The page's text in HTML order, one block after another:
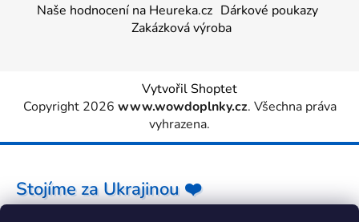
Naše hodnocení na Heureka.cz Dárkové poukazy
Zakázková výroba
Vytvořil Shoptet
Copyright 2026 www.wowdoplnky.cz. Všechna práva
vyhrazena.
Stojíme za Ukrajinou ❤️